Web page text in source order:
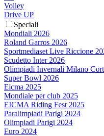
Volley
Drive UP
Speciali
Mondiali 2026
Roland Garros 2026
Sportmediaset Live Riccione
Scudetto Inter 2026
Olimpiadi Invernali Milano
Super Bowl 2026
Eicma 2025
Mondiale per club 2025
EICMA Riding Fest 2025
Paralimpiadi Parigi 2024
Olimpiadi Parigi 2024
Euro 2024